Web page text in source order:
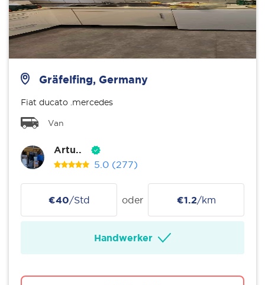
Gräfelfing, Germany
Fiat ducato .mercedes
Van
Artu..
5.0 (277)
€40/Std oder €1.2/km
Handwerker